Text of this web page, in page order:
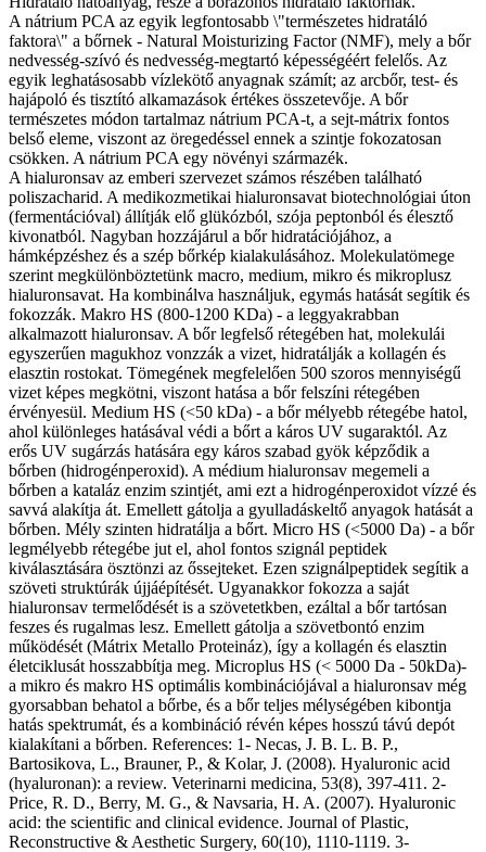
A nátrium PCA az egyik legfontosabb \"természetes hidratáló
faktora\" a bőrnek - Natural Moisturizing Factor (NMF), mely a bőr
nedvesség-szívó és nedvesség-megtartó képességéért felelős. Az
egyik leghatásosabb vízlekötő anyagnak számít; az arcbőr, test- és
hajápoló és tisztító alkamazások értékes összetevője. A bőr
természetes módon tartalmaz nátrium PCA-t, a sejt-mátrix fontos
belső eleme, viszont az öregedéssel ennek a szintje fokozatosan
csökken. A nátrium PCA egy növényi származék.
A hialuronsav az emberi szervezet számos részében található
poliszacharid. A medikozmetikai hialuronsavat biotechnológiai úton
(fermentációval) állítják elő glükózból, szója peptonból és élesztő
kivonatból. Nagyban hozzájárul a bőr hidratációjához, a
hámképzéshez és a szép bőrkép kialakulásához. Molekulatömege
szerint megkülönböztetünk macro, medium, mikro és mikroplusz
hialuronsavat. Ha kombinálva használjuk, egymás hatását segítik és
fokozzák. Makro HS (800-1200 KDa) - a leggyakrabban
alkalmazott hialuronsav. A bőr legfelső rétegében hat, molekulái
egyszerűen magukhoz vonzzák a vizet, hidratálják a kollagén és
elasztin rostokat. Tömegének megfelelően 500 szoros mennyiségű
vizet képes megkötni, viszont hatása a bőr felszíni rétegében
érvényesül. Medium HS (<50 kDa) - a bőr mélyebb rétegébe hatol,
ahol különleges hatásával védi a bőrt a káros UV sugaraktól. Az
erős UV sugárzás hatására egy káros szabad gyök képződik a
bőrben (hidrogénperoxid). A médium hialuronsav megemeli a
bőrben a kataláz enzim szintjét, ami ezt a hidrogénperoxidot vízzé és
savvá alakítja át. Emellett gátolja a gyulladáskeltő anyagok hatását a
bőrben. Mély szinten hidratálja a bőrt. Micro HS (<5000 Da) - a bőr
legmélyebb rétegébe jut el, ahol fontos szignál peptidek
kiválasztására ösztönzi az őssejteket. Ezen szignálpeptidek segítik a
szöveti struktúrák újjáépítését. Ugyanakkor fokozza a saját
hialuronsav termelődését is a szövetetkben, ezáltal a bőr tartósan
feszes és rugalmas lesz. Emellett gátolja a szövetbontó enzim
működését (Mátrix Metallo Proteináz), így a kollagén és elasztin
életciklusát hosszabbítja meg. Microplus HS (< 5000 Da - 50kDa)-
a mikro és makro HS optimális kombinációjával a hialuronsav még
gyorsabban behatol a bőrbe, és a bőr teljes mélységében kibontja
hatás spektrumát, és a kombináció révén képes hosszú távú depót
kialakítani a bőrben. References: 1- Necas, J. B. L. B. P.,
Bartosikova, L., Brauner, P., & Kolar, J. (2008). Hyaluronic acid
(hyaluronan): a review. Veterinarni medicina, 53(8), 397-411. 2-
Price, R. D., Berry, M. G., & Navsaria, H. A. (2007). Hyaluronic
acid: the scientific and clinical evidence. Journal of Plastic,
Reconstructive & Aesthetic Surgery, 60(10), 1110-1119. 3-